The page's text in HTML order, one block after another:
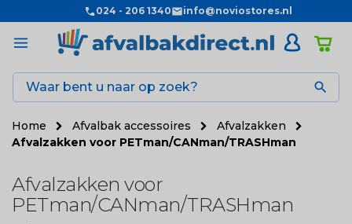
024 - 206 1340 info@noviostores.nl

Home Afvalbak accessoires
Afvalzakken
Afvalzakken voor PETman/CANman/TRASHman
Afvalzakken voor
PETman/CANman/TRASHman